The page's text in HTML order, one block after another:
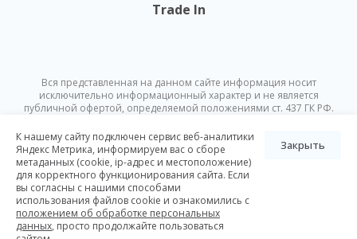
Trade In
Вся представленная на данном сайте информация носит
исключительно информационный характер и не является
публичной офертой, определяемой положениями ст. 437 ГК РФ.
изменена в любое время без предварительного уведомления.
© Nikoliers 2026
Положение об обработке персональных данных
Разработка Pictus
К нашему сайту подключен сервис веб-аналитики
Яндекс Метрика, информируем вас о сборе
метаданных (cookie, ip-адрес и местоположение)
для корректного функционирования сайта. Если
вы согласны с нашими способами
использования файлов cookie и ознакомились с
положением об обработке персональных
данных, просто продолжайте пользоваться
Закрыть